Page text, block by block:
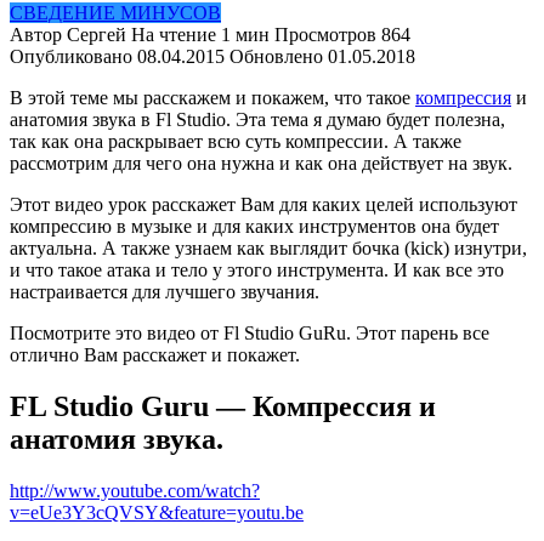
СВЕДЕНИЕ МИНУСОВ
Автор Сергей На чтение 1 мин Просмотров 864
Опубликовано 08.04.2015 Обновлено 01.05.2018
В этой теме мы расскажем и покажем, что такое компрессия и
анатомия звука в Fl Studio. Эта тема я думаю будет полезна,
так как она раскрывает всю суть компрессии. А также
рассмотрим для чего она нужна и как она действует на звук.
Этот видео урок расскажет Вам для каких целей используют
компрессию в музыке и для каких инструментов она будет
актуальна. А также узнаем как выглядит бочка (kick) изнутри,
и что такое атака и тело у этого инструмента. И как все это
настраивается для лучшего звучания.
Посмотрите это видео от Fl Studio GuRu. Этот парень все
отлично Вам расскажет и покажет.
FL Studio Guru — Компрессия и
анатомия звука.
http://www.youtube.com/watch?
v=eUe3Y3cQVSY&feature=youtu.be